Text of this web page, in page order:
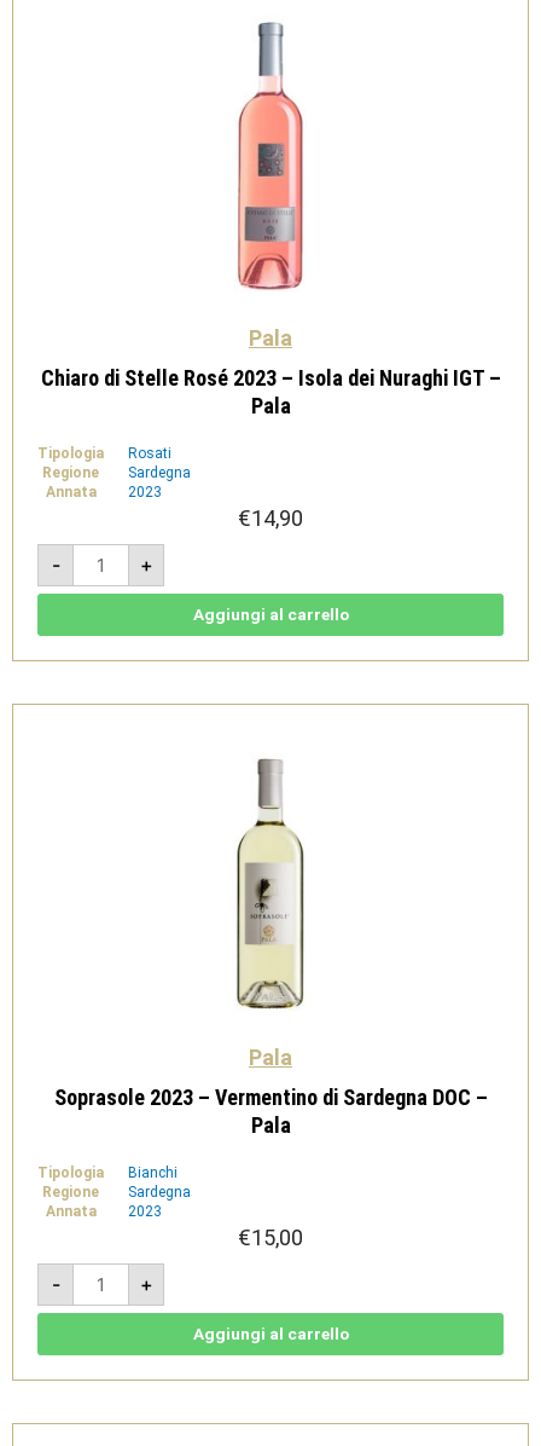
Pala
Chiaro di Stelle Rosé 2023 – Isola dei Nuraghi IGT –
Pala
Tipologia
Rosati
Regione
Sardegna
Annata
2023
€14,90
-
Chiaro
Stelle
Rosé
dei
-
+
Aggiungi al carrello
Pala
Soprasole 2023 – Vermentino di Sardegna DOC –
Pala
Tipologia
Bianchi
Regione
Sardegna
Annata
2023
€15,00
-
Soprasole
2023
-
Vermentino
-
+
Aggiungi al carrello